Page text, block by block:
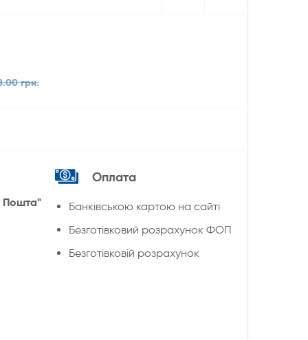
грн.
Пошта"
Оплата
Банківською картою на сайті
Безготівковий розрахунок ФОП
Безготівковій розрахунок